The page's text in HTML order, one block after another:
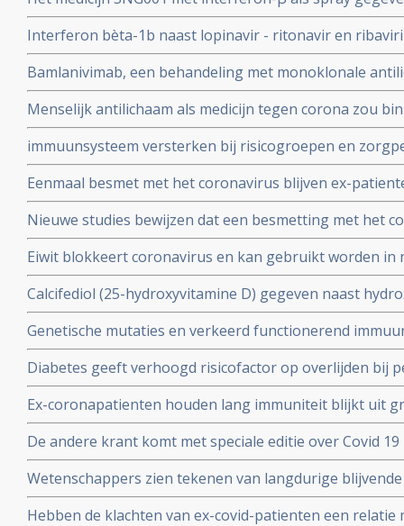
bij patienten besmet met het coronavirus - Covid-19
ziekenhuis.
Interferon bèta-1b naast lopinavir - ritonavir en
behandeling van patiënten met COVID-19 dan
Interferon bèta-1b
Bamlanivimab, een behandeling met monoklonale
met het coronavirus - Covid-19 krijgt toestemming van
uitstekende resultaten.
Menselijk antilichaam als medicijn tegen corona zou
kunnen leveren volgens onderzoekers van Erasmus MC
immuunsysteem versterken bij risicogroepen en
wachten op vaccin, aldus Immunoloog dr. Carla Peeters
Eenmaal besmet met het coronavirus blijven ex-
studie. Immuniteit voor Covid-19-infectie blijft
waarschijnlijk langer dan dat.
Nieuwe studies bewijzen dat een besmetting met het
langdurige immuniteit geeft door IgM en IgA
immuunsysteem
Eiwit blokkeert coronavirus en kan gebruikt worden in
mondkapje zou dan niet meer nodig zijn.
Calcifediol (25-hydroxyvitamine D) gegeven naast
in vroeg stadium van een behandeling voor COVID-
het aantal opnames op de intensive care-afdeling en
Genetische mutaties en verkeerd functionerend
interferon type 1 komt voor bij ca 10 tot 15 procent
Diabetes geeft verhoogd risicofactor op overlijden bij
coronavirus - COVID-19, zelfs na correctie voor
en relevante andere aandoeningen - comorbiditeit
Ex-coronapatienten houden lang immuniteit blijkt uit
procent van besmette personen had antistoffen en 44
mensen had antistoffen en immuniteit.
De andere krant komt met speciale editie over Covid
kritische artikelen die zeker ook gelezen zouden
Wetenschappers zien tekenen van langdurige
coronavirus - Covid-19, zelfs na milde infecties. Blijkt
Hebben de klachten van ex-covid-patienten een relatie